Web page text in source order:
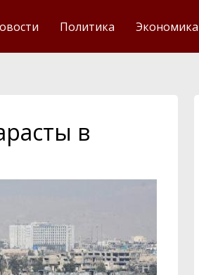
Политика Экономика
в